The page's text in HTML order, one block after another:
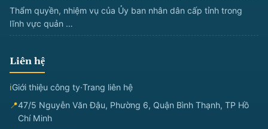
Thẩm quyền, nhiệm vụ của Ủy ban nhân dân cấp tỉnh trong
lĩnh vực quản …
Liên hệ
ℹGiới thiệu công ty·Trang liên hệ
📍47/5 Nguyễn Văn Đậu, Phường 6, Quận Bình Thạnh, TP Hồ
Chí Minh